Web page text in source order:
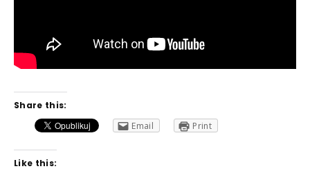
Share this:
Email
Print
Like this: